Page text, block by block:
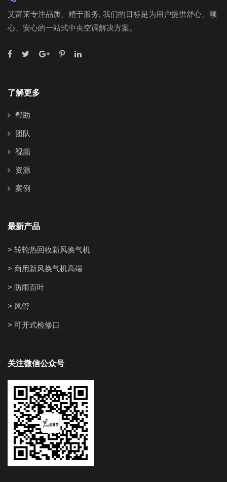
艾富莱专注品质、精于服务, 我们的目标是为用户提供舒心、顺
心、安心的一站式中央空调解决方案。
了解更多
帮助
团队
视频
资源
案例
最新产品
> 转轮热回收新风换气机
> 商用新风换气机高端
> 防雨百叶
> 风管
> 可开式检修口
关注微信公众号